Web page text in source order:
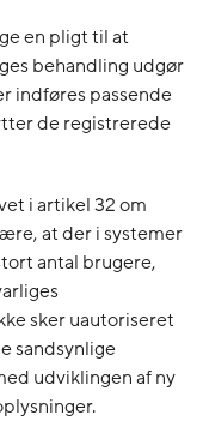
en pligt til at
behandling udgør
indføres passende
de registrerede
i artikel 32 om
at der i systemer
antal brugere,
sker uautoriseret
sandsynlige
udviklingen af ny